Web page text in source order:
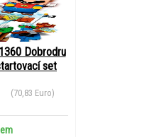
Dobrodru
set
(70,83 Euro)